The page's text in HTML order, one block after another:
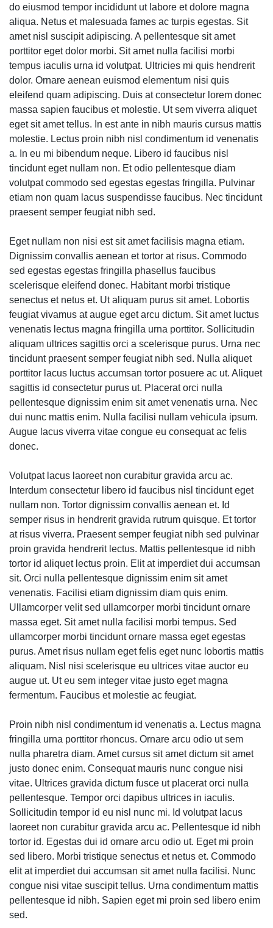
do eiusmod tempor incididunt ut labore et dolore magna
aliqua. Netus et malesuada fames ac turpis egestas. Sit
amet nisl suscipit adipiscing. A pellentesque sit amet
porttitor eget dolor morbi. Sit amet nulla facilisi morbi
tempus iaculis urna id volutpat. Ultricies mi quis hendrerit
dolor. Ornare aenean euismod elementum nisi quis
eleifend quam adipiscing. Duis at consectetur lorem donec
massa sapien faucibus et molestie. Ut sem viverra aliquet
eget sit amet tellus. In est ante in nibh mauris cursus mattis
molestie. Lectus proin nibh nisl condimentum id venenatis
a. In eu mi bibendum neque. Libero id faucibus nisl
tincidunt eget nullam non. Et odio pellentesque diam
volutpat commodo sed egestas egestas fringilla. Pulvinar
etiam non quam lacus suspendisse faucibus. Nec tincidunt
praesent semper feugiat nibh sed.
Eget nullam non nisi est sit amet facilisis magna etiam.
Dignissim convallis aenean et tortor at risus. Commodo
sed egestas egestas fringilla phasellus faucibus
scelerisque eleifend donec. Habitant morbi tristique
senectus et netus et. Ut aliquam purus sit amet. Lobortis
feugiat vivamus at augue eget arcu dictum. Sit amet luctus
venenatis lectus magna fringilla urna porttitor. Sollicitudin
aliquam ultrices sagittis orci a scelerisque purus. Urna nec
tincidunt praesent semper feugiat nibh sed. Nulla aliquet
porttitor lacus luctus accumsan tortor posuere ac ut. Aliquet
sagittis id consectetur purus ut. Placerat orci nulla
pellentesque dignissim enim sit amet venenatis urna. Nec
dui nunc mattis enim. Nulla facilisi nullam vehicula ipsum.
Augue lacus viverra vitae congue eu consequat ac felis
donec.
Volutpat lacus laoreet non curabitur gravida arcu ac.
Interdum consectetur libero id faucibus nisl tincidunt eget
nullam non. Tortor dignissim convallis aenean et. Id
semper risus in hendrerit gravida rutrum quisque. Et tortor
at risus viverra. Praesent semper feugiat nibh sed pulvinar
proin gravida hendrerit lectus. Mattis pellentesque id nibh
tortor id aliquet lectus proin. Elit at imperdiet dui accumsan
sit. Orci nulla pellentesque dignissim enim sit amet
venenatis. Facilisi etiam dignissim diam quis enim.
Ullamcorper velit sed ullamcorper morbi tincidunt ornare
massa eget. Sit amet nulla facilisi morbi tempus. Sed
ullamcorper morbi tincidunt ornare massa eget egestas
purus. Amet risus nullam eget felis eget nunc lobortis mattis
aliquam. Nisl nisi scelerisque eu ultrices vitae auctor eu
augue ut. Ut eu sem integer vitae justo eget magna
fermentum. Faucibus et molestie ac feugiat.
Proin nibh nisl condimentum id venenatis a. Lectus magna
fringilla urna porttitor rhoncus. Ornare arcu odio ut sem
nulla pharetra diam. Amet cursus sit amet dictum sit amet
justo donec enim. Consequat mauris nunc congue nisi
vitae. Ultrices gravida dictum fusce ut placerat orci nulla
pellentesque. Tempor orci dapibus ultrices in iaculis.
Sollicitudin tempor id eu nisl nunc mi. Id volutpat lacus
laoreet non curabitur gravida arcu ac. Pellentesque id nibh
tortor id. Egestas dui id ornare arcu odio ut. Eget mi proin
sed libero. Morbi tristique senectus et netus et. Commodo
elit at imperdiet dui accumsan sit amet nulla facilisi. Nunc
congue nisi vitae suscipit tellus. Urna condimentum mattis
pellentesque id nibh. Sapien eget mi proin sed libero enim
sed.